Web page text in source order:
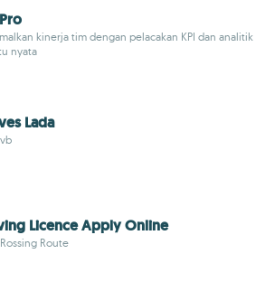
kinerja tim dengan pelacakan KPI dan analitik
nyata
Lada
Licence Apply Online
Route